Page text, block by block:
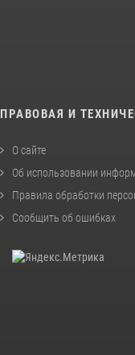
ПРАВОВАЯ И
О сайте
Об использовании
Правила обработки
Сообщить об ошибках